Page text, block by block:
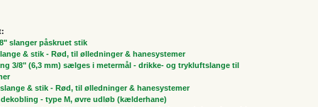
slanger påskruet stik
& stik - Rød, til ølledninger & hanesystemer
3/8" (6,3 mm) sælges i metermål - drikke- og trykluftslange til
& stik - Rød, til ølledninger & hanesystemer
- type M, øvre udløb (kælderhane)